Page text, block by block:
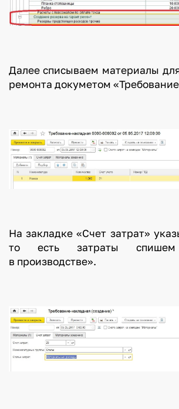
Далее списываем материалы
ремонта докуметом
На закладке «Счет затрат»
то есть затраты
в производстве».